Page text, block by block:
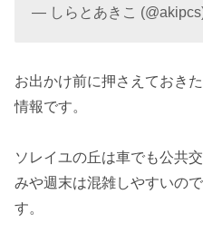
— しらとあきこ
お出かけ前に押さえておき
情報です。
ソレイユの丘は車でも公共
みや週末は混雑しやすいので
す。